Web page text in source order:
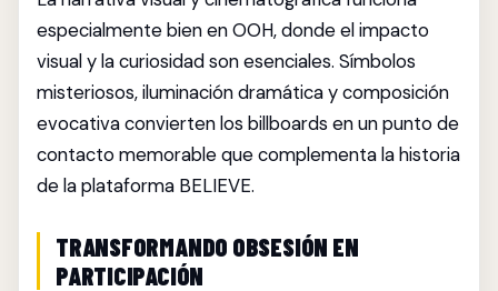
especialmente bien en OOH, donde el impacto
visual y la curiosidad son esenciales. Símbolos
misteriosos, iluminación dramática y composición
evocativa convierten los billboards en un punto de
contacto memorable que complementa la historia
de la plataforma BELIEVE.
TRANSFORMANDO OBSESIÓN EN
PARTICIPACIÓN